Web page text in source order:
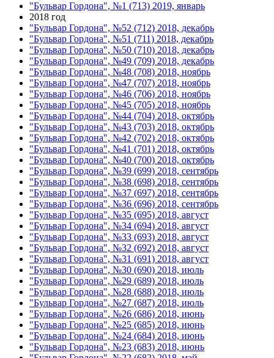
"Бульвар Гордона", №1 (713) 2019, январь
2018 год
"Бульвар Гордона", №52 (712) 2018, декабрь
"Бульвар Гордона", №51 (711) 2018, декабрь
"Бульвар Гордона", №50 (710) 2018, декабрь
"Бульвар Гордона", №49 (709) 2018, декабрь
"Бульвар Гордона", №48 (708) 2018, ноябрь
"Бульвар Гордона", №47 (707) 2018, ноябрь
"Бульвар Гордона", №46 (706) 2018, ноябрь
"Бульвар Гордона", №45 (705) 2018, ноябрь
"Бульвар Гордона", №44 (704) 2018, октябрь
"Бульвар Гордона", №43 (703) 2018, октябрь
"Бульвар Гордона", №42 (702) 2018, октябрь
"Бульвар Гордона", №41 (701) 2018, октябрь
"Бульвар Гордона", №40 (700) 2018, октябрь
"Бульвар Гордона", №39 (699) 2018, сентябрь
"Бульвар Гордона", №38 (698) 2018, сентябрь
"Бульвар Гордона", №37 (697) 2018, сентябрь
"Бульвар Гордона", №36 (696) 2018, сентябрь
"Бульвар Гордона", №35 (695) 2018, август
"Бульвар Гордона", №34 (694) 2018, август
"Бульвар Гордона", №33 (693) 2018, август
"Бульвар Гордона", №32 (692) 2018, август
"Бульвар Гордона", №31 (691) 2018, август
"Бульвар Гордона", №30 (690) 2018, июль
"Бульвар Гордона", №29 (689) 2018, июль
"Бульвар Гордона", №28 (688) 2018, июль
"Бульвар Гордона", №27 (687) 2018, июль
"Бульвар Гордона", №26 (686) 2018, июнь
"Бульвар Гордона", №25 (685) 2018, июнь
"Бульвар Гордона", №24 (684) 2018, июнь
"Бульвар Гордона", №23 (683) 2018, июнь